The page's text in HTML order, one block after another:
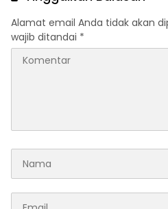
Alamat email Anda tidak akan
wajib ditandai *